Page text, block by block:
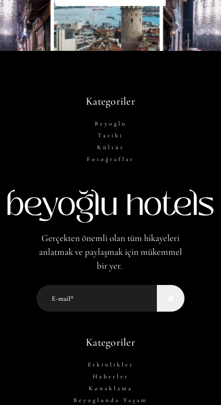
Kategoriler
Beyoglu
Tarihi
Kültür
Fotoğraflar
Gerçekten önemli olan tüm hikayeleri
anlatmak ve paylaşmak için mükemmel
bir yer.
Kategoriler
Etkinlikler
Haberler
Konaklama
Beyoglunda Yaşam